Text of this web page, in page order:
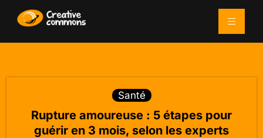
Santé
Rupture amoureuse : 5 étapes pour
guérir en 3 mois, selon les experts